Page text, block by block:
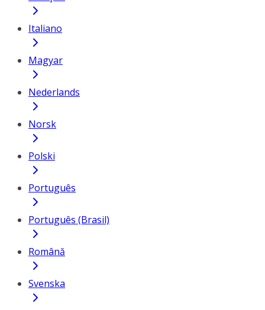
Italiano
Magyar
Nederlands
Norsk
Polski
Português
Português (Brasil)
Română
Svenska